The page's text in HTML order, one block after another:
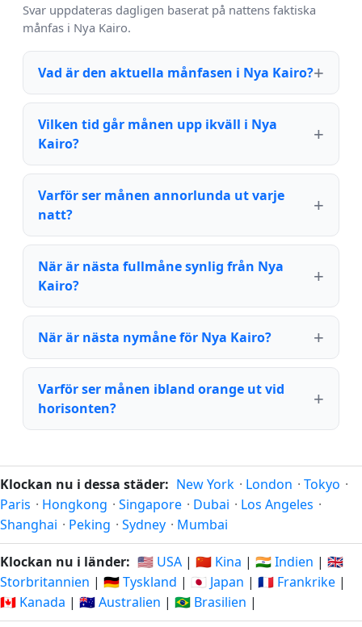
Svar uppdateras dagligen baserat på nattens faktiska
månfas i Nya Kairo.
Vad är den aktuella månfasen i Nya Kairo?
Vilken tid går månen upp ikväll i Nya
Kairo?
Varför ser månen annorlunda ut varje
natt?
När är nästa fullmåne synlig från Nya
Kairo?
När är nästa nymåne för Nya Kairo?
Varför ser månen ibland orange ut vid
horisonten?
Klockan nu i dessa städer: New York · London · Tokyo ·
Paris · Hongkong · Singapore · Dubai · Los Angeles ·
Shanghai · Peking · Sydney · Mumbai
Klockan nu i länder: 🇺🇸 USA | 🇨🇳 Kina | 🇮🇳 Indien | 🇬🇧
Storbritannien | 🇩🇪 Tyskland | 🇯🇵 Japan | 🇫🇷 Frankrike |
🇨🇦 Kanada | 🇦🇺 Australien | 🇧🇷 Brasilien |